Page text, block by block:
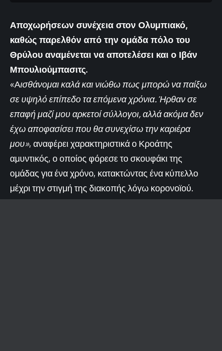
Αποχωρήσεων συνέχεια στον Ολυμπιακό,
καθώς παρελθόν από την ομάδα πόλο του
Θρύλου αναμένεται να αποτελέσει και ο Ιβάν
Μπουλιούμπασιτς.
«Αισθάνομαι καλά και νιώθω πως μπορώ να παίξω
σε υψηλό επίπεδο τα επόμενα χρόνια. Ήρθαν σε
επαφή μαζί μου αρκετοί σύλλογοι, αλλά ακόμα δεν
έχω αποφασίσει που θα συνεχίσω την καριέρα
μου», αναφέρει χαρακτηριστικά ο Κροάτης
αμυντικός, ο οποίος φόρεσε το σκουφάκι της
ομάδας για ένα χρόνο, κατακτώντας ένα κύπελλο
μέχρι την στιγμή της διακοπής λόγω κορονοϊού.